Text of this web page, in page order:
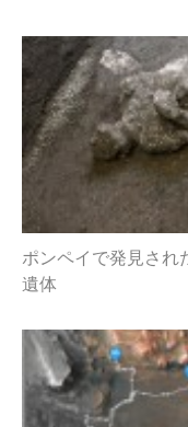
ポンペイで発見され
遺体